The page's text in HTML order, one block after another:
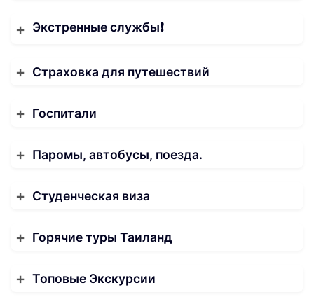
Экстренные службы❗️
Страховка для путешествий
Госпитали
Паромы, автобусы, поезда.
Студенческая виза
Горячие туры Таиланд
Топовые Экскурсии